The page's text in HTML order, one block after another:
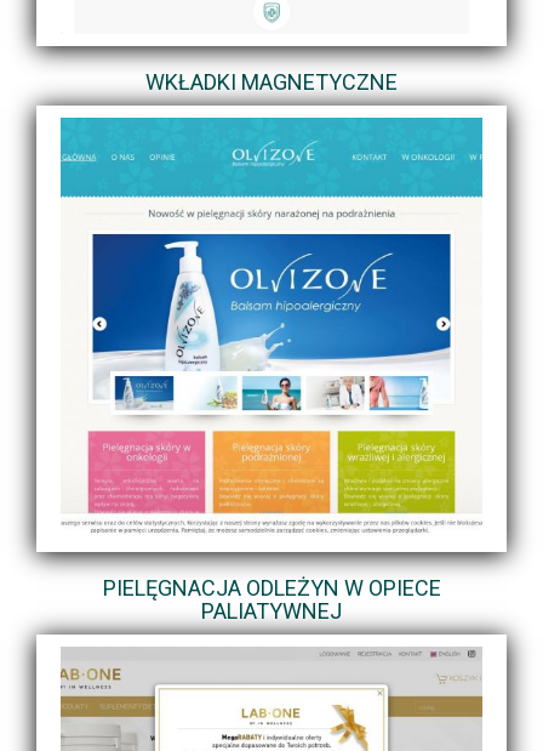
WKŁADKI MAGNETYCZNE
PIELĘGNACJA ODLEŻYN W OPIECE
PALIATYWNEJ